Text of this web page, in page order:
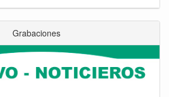
Grabaciones